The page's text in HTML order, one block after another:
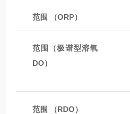
范围 （ORP）
范围（极谱型溶氧
DO）
范围 （RDO）